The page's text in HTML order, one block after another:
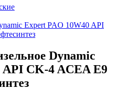
Expert PAO 10W40 API
Dynamic
CK-4 ACEA E9